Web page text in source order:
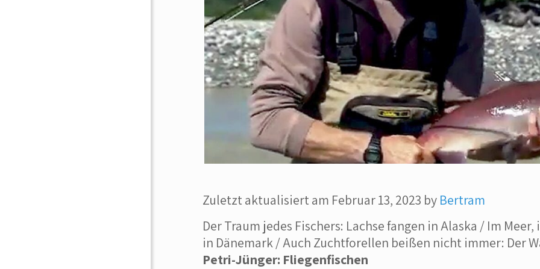
Zuletzt aktualisiert am Februar 13, 2023 by Bertram
Der Traum jedes Fischers: Lachse fangen in Alaska / Im
in Dänemark / Auch Zuchtforellen beißen nicht immer: Der
Petri-Jünger: Fliegenfischen